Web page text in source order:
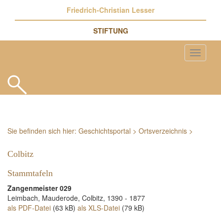
Friedrich-Christian Lesser
STIFTUNG
Sie befinden sich hier: Geschichtsportal > Ortsverzeichnis >
Colbitz
Stammtafeln
Zangenmeister 029
Leimbach, Mauderode, Colbitz, 1390 - 1877
als PDF-Datei (63 kB) als XLS-Datei (79 kB)